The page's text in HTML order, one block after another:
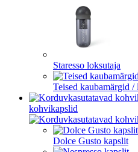
Staresso loksutaja
Teised kaubamärgid /
kohvikapslid
Dolce Gusto kapslit